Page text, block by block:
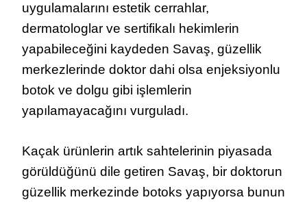
uygulamalarını estetik cerrahlar,
dermatologlar ve sertifikalı hekimlerin
yapabileceğini kaydeden Savaş, güzellik
merkezlerinde doktor dahi olsa enjeksiyonlu
botok ve dolgu gibi işlemlerin
yapılamayacağını vurguladı.
Kaçak ürünlerin artık sahtelerinin piyasada
görüldüğünü dile getiren Savaş, bir doktorun
güzellik merkezinde botoks yapıyorsa bunun